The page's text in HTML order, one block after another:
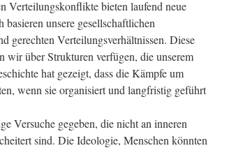
Verteilungskonflikte bieten laufend neue
unsere gesellschaftlichen
gerechten Verteilungsverhältnissen. Diese
wir über Strukturen verfügen, die unserem
hat gezeigt, dass die Kämpfe um
wenn sie organisiert und langfristig geführt
Versuche gegeben, die nicht an inneren
sind. Die Ideologie, Menschen könnten